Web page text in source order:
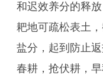
和迟效养分的释
耙地可疏松表土
盐分，起到防止
春耕，抢伏耕，